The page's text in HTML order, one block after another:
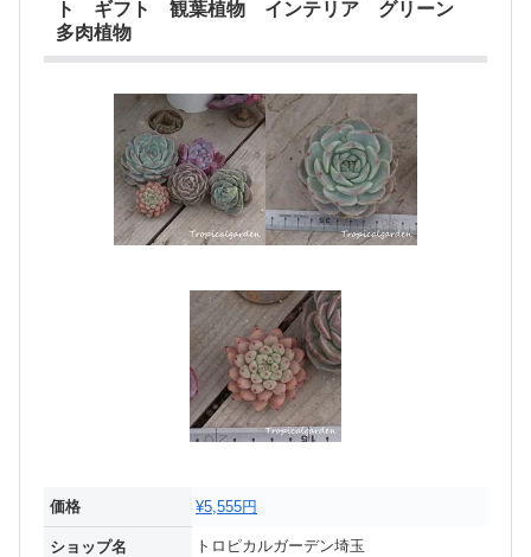
ト ギフト 観葉植物 インテリア グリーン
多肉植物
価格 ¥5,555円
ショップ名 トロピカルガーデン埼玉